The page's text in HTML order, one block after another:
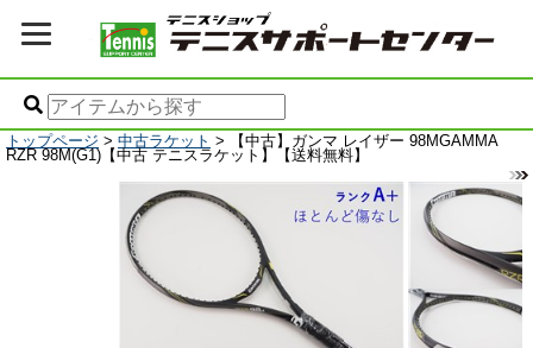
トップページ > 中古ラケット > 【中古】ガンマ レイザー 98MGAMMA
RZR 98M(G1)【中古 テニスラケット】【送料無料】